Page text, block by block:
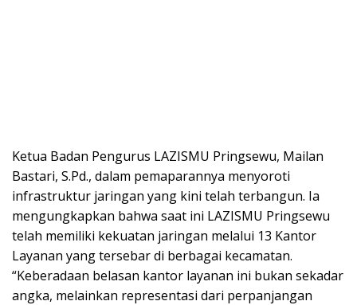
Ketua Badan Pengurus LAZISMU Pringsewu, Mailan
Bastari, S.Pd., dalam pemaparannya menyoroti
infrastruktur jaringan yang kini telah terbangun. Ia
mengungkapkan bahwa saat ini LAZISMU Pringsewu
telah memiliki kekuatan jaringan melalui 13 Kantor
Layanan yang tersebar di berbagai kecamatan.
“Keberadaan belasan kantor layanan ini bukan sekadar
angka, melainkan representasi dari perpanjangan